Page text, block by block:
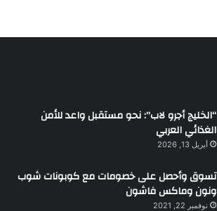
“الخليج أجرو لاب”: نحو مستقبل واعد للأمن
الغذائي العربي
أبريل 13, 2026
تسوق وأحصل على خصومات مع كوبونات شوب
ونون وماكس فاشون
نوفمبر 22, 2021